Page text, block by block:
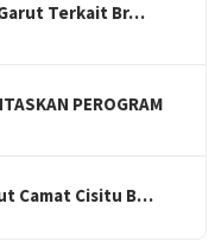
Terkait Br…
PEROGRAM
Camat Cisitu B…